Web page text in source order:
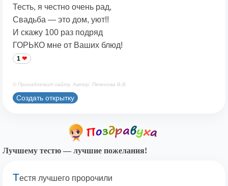
Тесть, я честно очень рад,
Свадьба — это дом, уют!!
И скажу 100 раз подряд
ГОРЬКО мне от Ваших блюд!
1
© Принадлежит сайту. Автор: Печенова В.В.
Создать открытку
Лучшему тестю — лучшие пожелания!
Тестя лучшего пророчили